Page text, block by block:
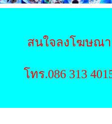
สนใจลงโฆษณา
โทร.086 313